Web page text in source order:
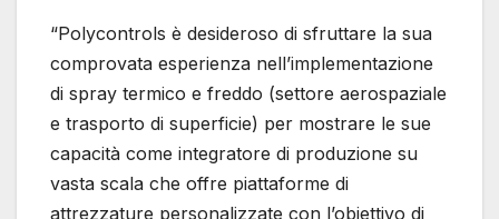
“Polycontrols è desideroso di sfruttare la sua
comprovata esperienza nell’implementazione
di spray termico e freddo (settore aerospaziale
e trasporto di superficie) per mostrare le sue
capacità come integratore di produzione su
vasta scala che offre piattaforme di
attrezzature personalizzate con l’obiettivo di